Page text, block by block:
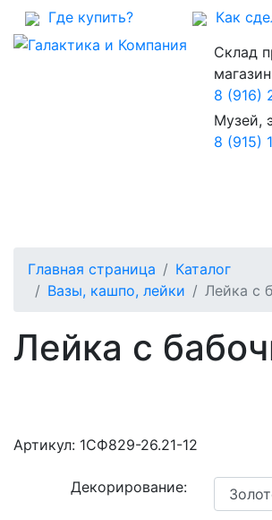
Где купить?
Как
Склад
магазин
8 (916)
Музей,
8 (915)
Главная страница
Каталог
Вазы, кашпо, лейки
Лейка с
Лейка с
Артикул: 1СФ829-26.21-12
Декорирование: